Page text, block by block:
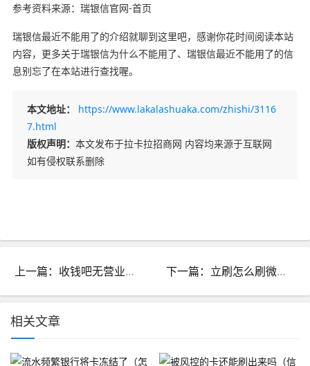
参考资料来源：瑞银信官网-首页
瑞银信最近不能用了的介绍就聊到这里吧，感谢你花时间阅读本站
内容，更多关于瑞银信为什么不能用了、瑞银信最近不能用了的信
息别忘了在本站进行查找喔。
本文地址：
https://www.lakalashuaka.com/zhishi/3116
7.html
版权声明： 本文发布于拉卡拉招商网 内容均来源于互联网
如有侵权联系删除
上一篇：收钱吧无营业执照入网_收钱吧公司正规吗 下一篇：立刷怎么刷微信_立刷可以刷微信吗
相关文章